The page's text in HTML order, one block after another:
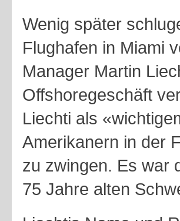
Wenig später
Flughafen in Miami
Manager Martin
Offshoregeschäft
Liechti als
Amerikanern in der
zu zwingen. Es war
75 Jahre alten